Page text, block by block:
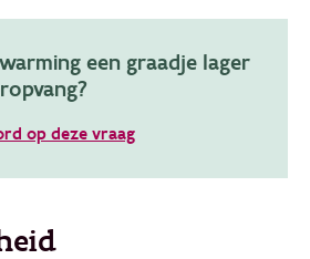
een graadje lager
op deze vraag